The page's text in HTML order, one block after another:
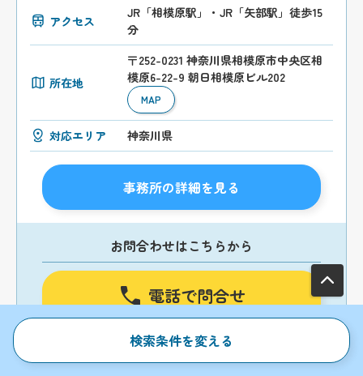
アクセス
JR「相模原駅」・JR「矢部駅」徒歩15
分
所在地
〒252-0231 神奈川県相模原市中央区相
模原6-22-9 朝日相模原ビル202
MAP
対応エリア 神奈川県
事務所の詳細を見る
お問合わせはこちらから
電話で問合せ
24時間いつでも受付中
メールで問合せ
検索条件を変える